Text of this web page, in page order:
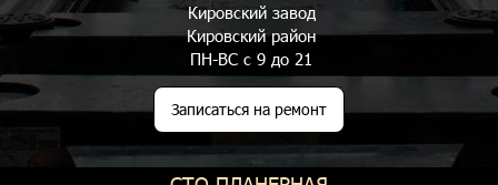
Кировский завод
Кировский район
ПН-ВС с 9 до 21
Записаться на ремонт